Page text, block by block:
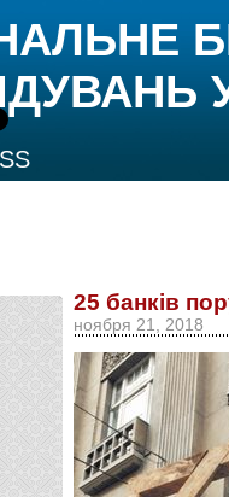
25 банків
ноября 21, 2018